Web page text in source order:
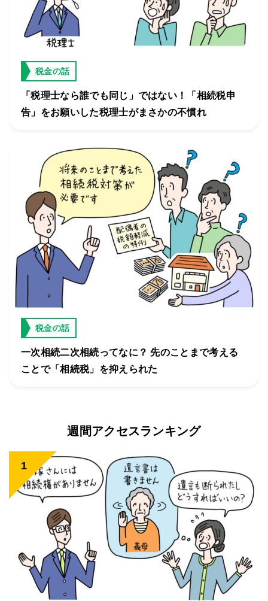
税金の話
「税理士なら誰でも同じ」ではない！「相続税申
告」をお願いした税理士がまさかの不慣れ
税金の話
一次相続二次相続ってなに？ 先のことまで考える
ことで「相続税」を抑えられた
週間アクセスランキング